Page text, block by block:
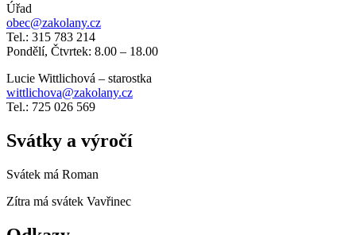
Úřad
obec@zakolany.cz
Tel.: 315 783 214
Pondělí, Čtvrtek: 8.00 – 18.00
Lucie Wittlichová – starostka
wittlichova@zakolany.cz
Tel.: 725 026 569
Svátky a výročí
Svátek má Roman
Zítra má svátek Vavřinec